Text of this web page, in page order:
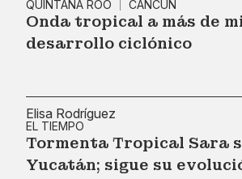
QUINTANA ROO
CANCÚN
Onda tropical a más de
desarrollo ciclónico
Elisa Rodríguez
EL TIEMPO
Tormenta Tropical Sara
Yucatán; sigue su